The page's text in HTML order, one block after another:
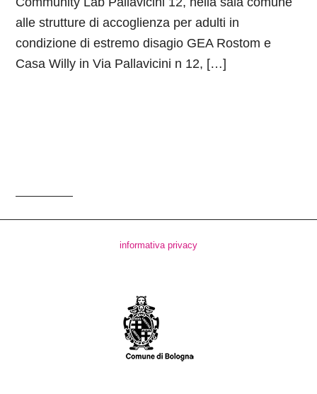
alle strutture di accoglienza per adulti in
condizione di estremo disagio GEA Rostom e
Casa Willy in Via Pallavicini n 12, […]
informativa privacy